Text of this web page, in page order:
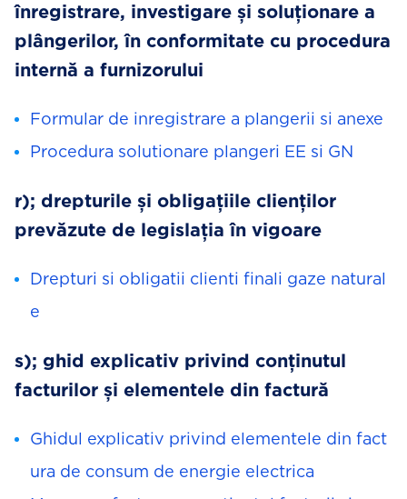
înregistrare, investigare și soluționare a
plângerilor, în conformitate cu procedura
internă a furnizorului
Formular de inregistrare a plangerii si anexe
Procedura solutionare plangeri EE si GN
r); drepturile și obligațiile clienților
prevăzute de legislația în vigoare
Drepturi si obligatii clienti finali gaze natural
e
s); ghid explicativ privind conținutul
facturilor și elementele din factură
Ghidul explicativ privind elementele din fact
ura de consum de energie electrica